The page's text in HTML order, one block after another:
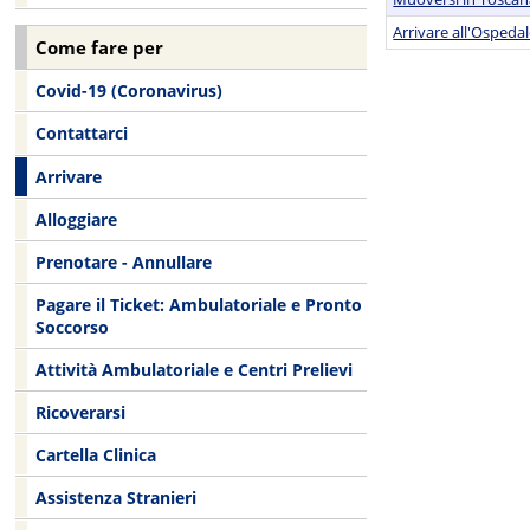
Arrivare
Come fare per
Covid-19 (Coronavirus)
Contattarci
Arrivare
Alloggiare
Prenotare - Annullare
Pagare il Ticket: Ambulatoriale e Pronto
Soccorso
Attività Ambulatoriale e Centri Prelievi
Ricoverarsi
Cartella Clinica
Assistenza Stranieri